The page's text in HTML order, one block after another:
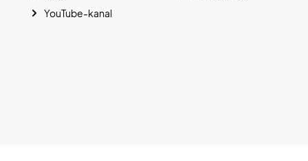
YouTube-kanal